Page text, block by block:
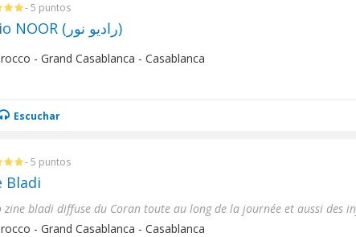
- 5 puntos
Radio NOOR (راديو نور)
- Grand Casablanca - Casablanca
Escuchar
- 5 puntos
Bladi
- Grand Casablanca - Casablanca